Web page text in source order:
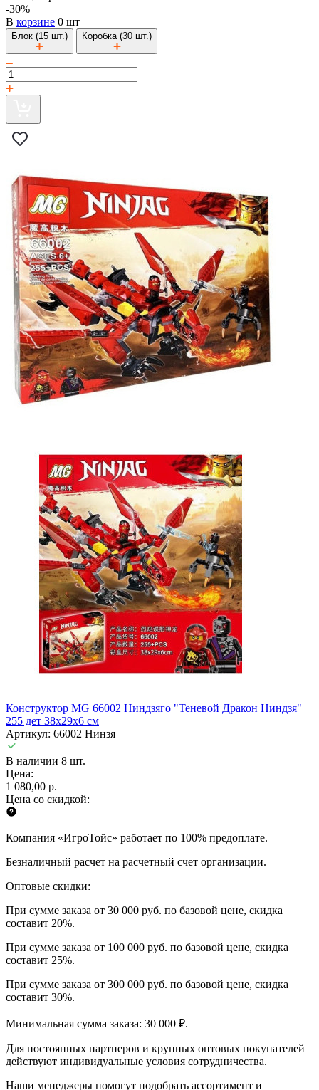
-30%
В корзине 0 шт
Блок (15 шт.) Коробка (30 шт.)
Конструктор MG 66002 Ниндзяго "Теневой Дракон Ниндзя"
255 дет 38x29x6 см
Артикул: 66002 Нинзя
В наличии 8 шт.
Цена:
1 080,00 р.
Цена со скидкой:
Компания «ИгроТойс» работает по 100% предоплате.
Безналичный расчет на расчетный счет организации.
Оптовые скидки:
При сумме заказа от 30 000 руб. по базовой цене, скидка
составит 20%.
При сумме заказа от 100 000 руб. по базовой цене, скидка
составит 25%.
При сумме заказа от 300 000 руб. по базовой цене, скидка
составит 30%.
Минимальная сумма заказа: 30 000 ₽.
Для постоянных партнеров и крупных оптовых покупателей
действуют индивидуальные условия сотрудничества.
Наши менеджеры помогут подобрать ассортимент и